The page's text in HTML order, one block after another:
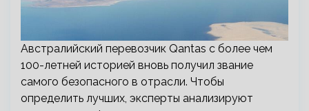
Австралийский перевозчик Qantas с более чем
100-летней историей вновь получил звание
самого безопасного в отрасли. Чтобы
определить лучших, эксперты анализируют